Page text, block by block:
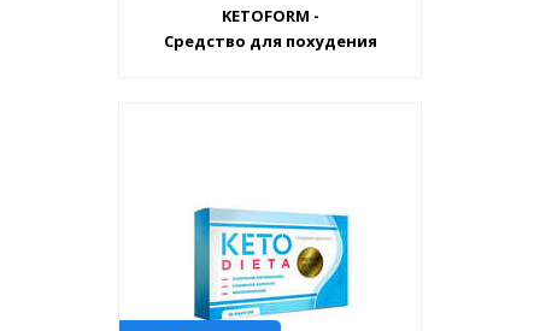
KETOFORM -
Средство для похудения